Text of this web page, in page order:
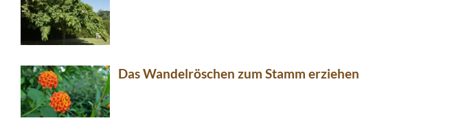
Das Wandelröschen zum Stamm erziehen